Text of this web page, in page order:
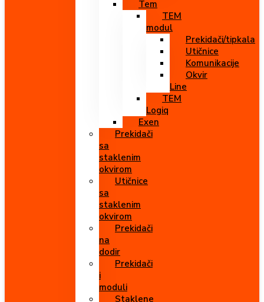
Tem
TEM
modul
Prekidači/tipkala
Utičnice
Komunikacije
Okvir
Line
TEM
Logiq
Exen
Prekidači
sa
staklenim
okvirom
Utičnice
sa
staklenim
okvirom
Prekidači
na
dodir
Prekidači
i
moduli
Staklene